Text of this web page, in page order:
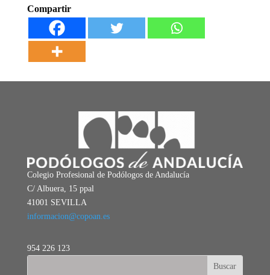
Compartir
Colegio Profesional de Podólogos de Andalucía
C/ Albuera, 15 ppal
41001 SEVILLA
informacion@copoan.es
954 226 123